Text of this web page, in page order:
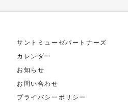
サントミューゼパートナーズ
カレンダー
お知らせ
お問い合わせ
プライバシーポリシー